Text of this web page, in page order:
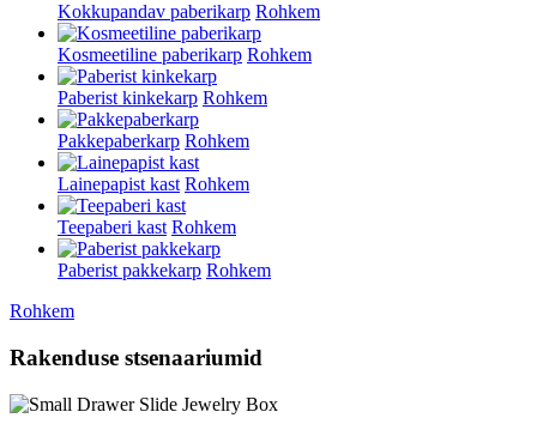
Kokkupandav paberikarp Rohkem
Kosmeetiline paberikarp Rohkem
Paberist kinkekarp Rohkem
Pakkepaberkarp Rohkem
Lainepapist kast Rohkem
Teepaberi kast Rohkem
Paberist pakkekarp Rohkem
Rohkem
Rakenduse stsenaariumid